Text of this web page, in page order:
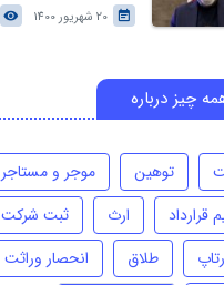
20 شهریور 1400
چیز درباره
توهین
موجر و مستاجر
قرارداد
ارث ثبت شرکت
طلاق انحصار وراثت